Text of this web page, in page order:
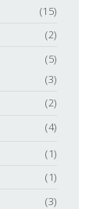
(15)
(2)
(5)
(3)
(2)
(4)
(1)
(1)
(3)